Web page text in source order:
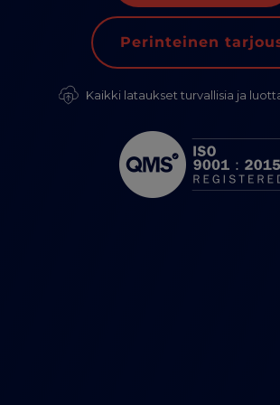
Perinteinen
Kaikki lataukset turvallisia ja